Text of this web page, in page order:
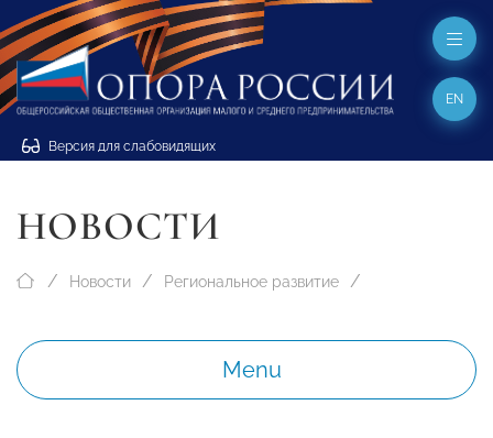
Версия для слабовидящих
EN
НОВОСТИ
Новости Региональное развитие
Menu